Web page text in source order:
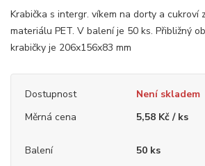
Krabička s intergr. víkem na dorty a cukroví
materiálu PET. V balení je 50 ks. Přibližný
krabičky je 206x156x83 mm
Dostupnost
Není skladem
Měrná cena
5,58 Kč / ks
Balení 50 ks